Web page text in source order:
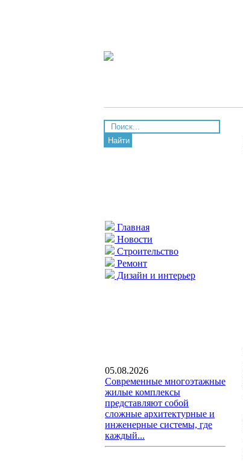
Найти
Главная
Новости
Строительство
Ремонт
Дизайн и интерьер
05.08.2026
Современные многоэтажные
жилые комплексы
представляют собой
сложные архитектурные и
инженерные системы, где
каждый...